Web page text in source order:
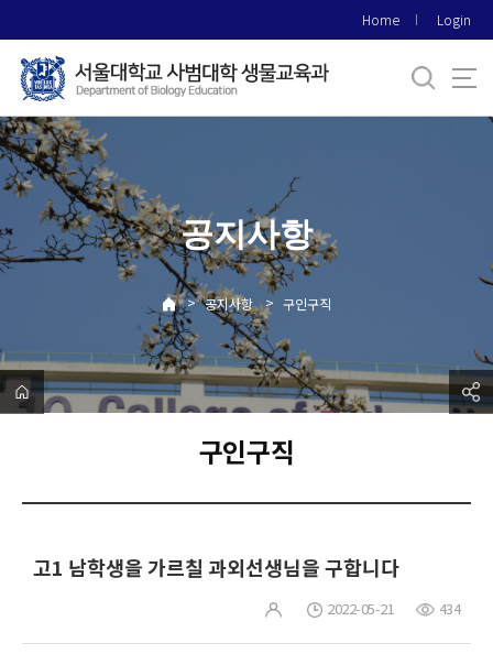
로
메
뉴
Home Login
공지사항
> 공지사항 > 구인구직
구인구직
고1 남학생을 가르칠 과외선생님을 구합니다
2022-05-21 434